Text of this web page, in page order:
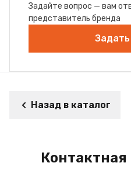
Задайте вопрос — вам
представитель бренда
Назад в каталог